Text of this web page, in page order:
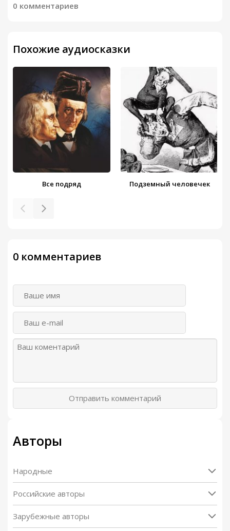
0 комментариев
Похожие аудиосказки
Все подряд Подземный человечек
0 комментариев
Отправить комментарий
Авторы
Народные
Российские авторы
Зарубежные авторы